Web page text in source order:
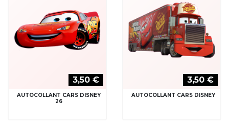
3,50 €
AUTOCOLLANT CARS DISNEY
26
3,50 €
AUTOCOLLANT CARS DISNEY